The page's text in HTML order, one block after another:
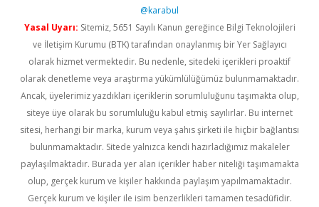
@karabul
Yasal Uyarı: Sitemiz, 5651 Sayılı Kanun gereğince Bilgi Teknolojileri
ve İletişim Kurumu (BTK) tarafından onaylanmış bir Yer Sağlayıcı
olarak hizmet vermektedir. Bu nedenle, sitedeki içerikleri proaktif
olarak denetleme veya araştırma yükümlülüğümüz bulunmamaktadır.
Ancak, üyelerimiz yazdıkları içeriklerin sorumluluğunu taşımakta olup,
siteye üye olarak bu sorumluluğu kabul etmiş sayılırlar. Bu internet
sitesi, herhangi bir marka, kurum veya şahıs şirketi ile hiçbir bağlantısı
bulunmamaktadır. Sitede yalnızca kendi hazırladığımız makaleler
paylaşılmaktadır. Burada yer alan içerikler haber niteliği taşımamakta
olup, gerçek kurum ve kişiler hakkında paylaşım yapılmamaktadır.
Gerçek kurum ve kişiler ile isim benzerlikleri tamamen tesadüfidir.